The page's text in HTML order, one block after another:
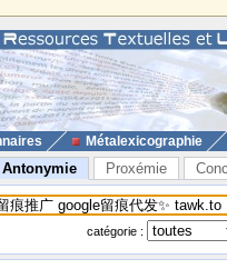
Métalexicographie
Antonymie Proxémie
catégorie :